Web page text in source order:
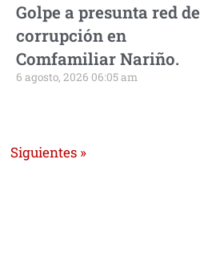
Golpe a presunta red de
corrupción en
Comfamiliar Nariño.
6 agosto, 2026 06:05 am
Siguientes »